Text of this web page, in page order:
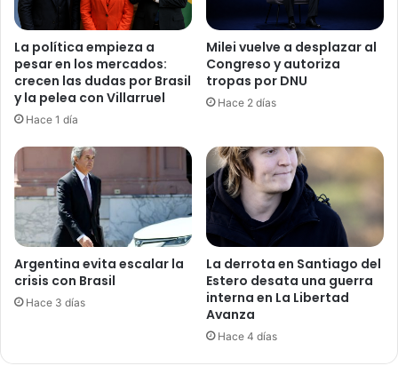
La política empieza a
pesar en los mercados:
crecen las dudas por Brasil
y la pelea con Villarruel
Hace 1 día
Milei vuelve a desplazar al
Congreso y autoriza
tropas por DNU
Hace 2 días
Argentina evita escalar la
crisis con Brasil
Hace 3 días
La derrota en Santiago del
Estero desata una guerra
interna en La Libertad
Avanza
Hace 4 días